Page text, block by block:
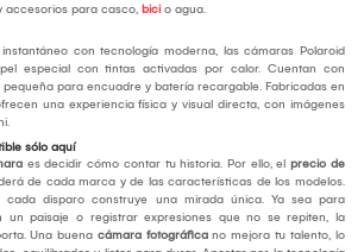
accesorios para casco, bicio agua.
con tecnología moderna, las cámaras Polaroid
especial con tintas activadas por calor. Cuentan con
pequeña para encuadre y batería recargable. Fabricadas en
una experiencia física y visual directa, con imágenes
sólo aquí
es decidir cómo contar tu historia. Por ello, el precio de
de cada marca y de las características de los modelos.
cada disparo construye una mirada única. Ya sea para
un paisaje o registrar expresiones que no se repiten, la
Una buena cámara fotográfica no mejora tu talento, lo